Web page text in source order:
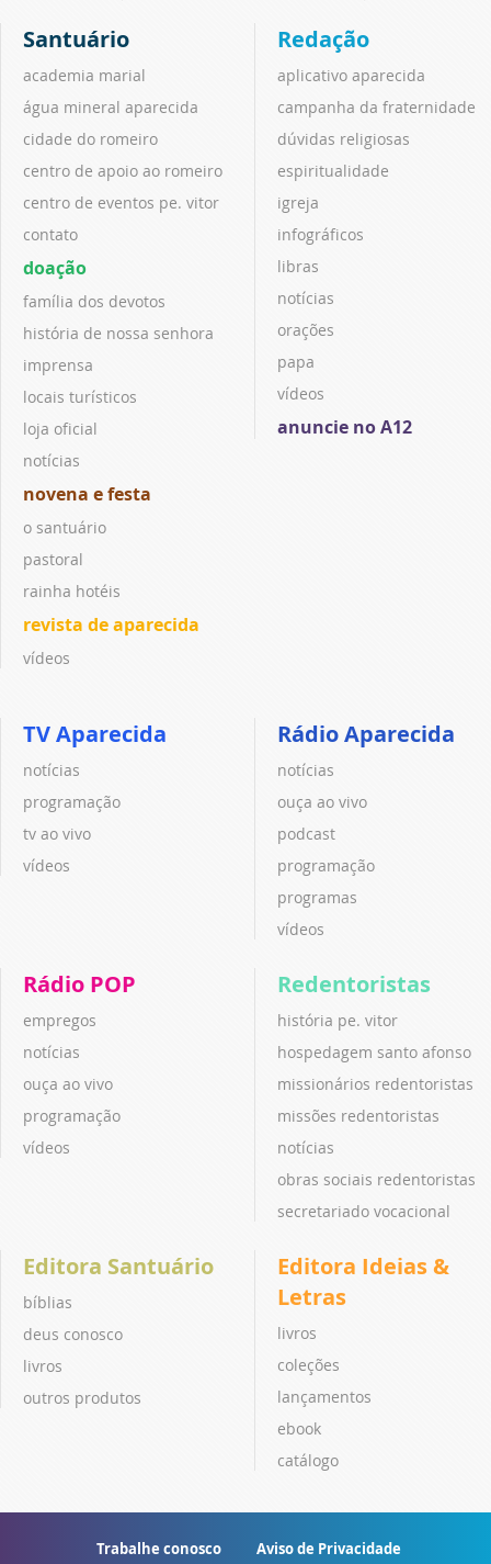
Santuário
academia marial
água mineral aparecida
cidade do romeiro
centro de apoio ao romeiro
centro de eventos pe. vitor
contato
doação
família dos devotos
história de nossa senhora
imprensa
locais turísticos
loja oficial
notícias
novena e festa
o santuário
pastoral
rainha hotéis
revista de aparecida
vídeos
Redação
aplicativo aparecida
campanha da fraternidade
dúvidas religiosas
espiritualidade
igreja
infográficos
libras
notícias
orações
papa
vídeos
anuncie no A12
TV Aparecida
notícias
programação
tv ao vivo
vídeos
Rádio Aparecida
notícias
ouça ao vivo
podcast
programação
programas
vídeos
Rádio POP
empregos
notícias
ouça ao vivo
programação
vídeos
Redentoristas
história pe. vitor
hospedagem santo afonso
missionários redentoristas
missões redentoristas
notícias
obras sociais redentoristas
secretariado vocacional
Editora Santuário
bíblias
deus conosco
livros
outros produtos
Editora Ideias &
Letras
livros
coleções
lançamentos
ebook
catálogo
Trabalhe conosco Aviso de Privacidade